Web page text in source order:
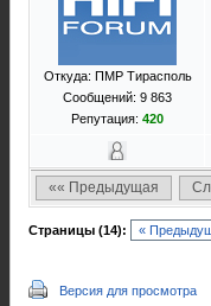
Откуда: ПМР Тирасполь
Сообщений: 9 863
Репутация: 420
«« Предыдущая
Страницы (14): «
Версия для просмотра